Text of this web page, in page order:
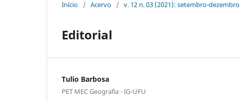
Início / Acervo / v. 12 n. 03 (2021): setembro-dezembro
Editorial
Tulio Barbosa
PET MEC Geografia - IG-UFU